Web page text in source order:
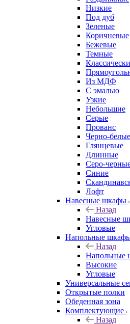
Низкие
Под дуб
Зеленые
Коричневые
Бежевые
Темные
Из МДФ
С эмалью
Узкие
Небольшие
Серые
Прованс
Черно-белые
Глянцевые
Длинные
Серо-
Синие
Лофт
Навесные шкафы
Назад
Навесные
Угловые
Напольные
Назад
Напольные
Высокие
Угловые
Универсальные
Открытые полки
Обеденная зона
Комплектующие
Назад